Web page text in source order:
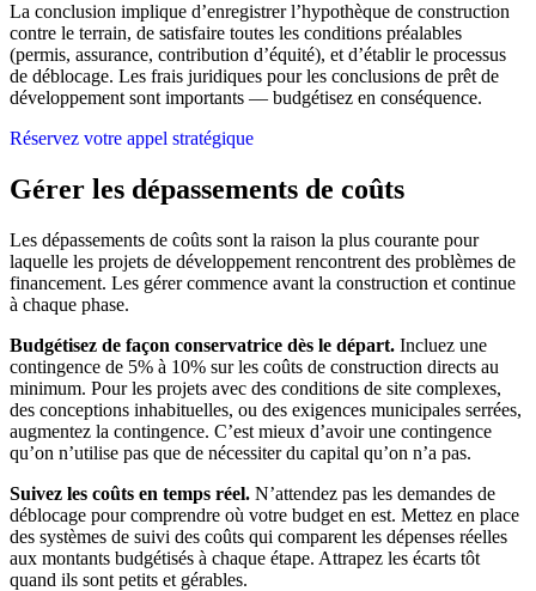
La conclusion implique d’enregistrer l’hypothèque de construction
contre le terrain, de satisfaire toutes les conditions préalables
(permis, assurance, contribution d’équité), et d’établir le processus
de déblocage. Les frais juridiques pour les conclusions de prêt de
développement sont importants — budgétisez en conséquence.
Réservez votre appel stratégique
Gérer les dépassements de coûts
Les dépassements de coûts sont la raison la plus courante pour
laquelle les projets de développement rencontrent des problèmes de
financement. Les gérer commence avant la construction et continue
à chaque phase.
Budgétisez de façon conservatrice dès le départ. Incluez une
contingence de 5% à 10% sur les coûts de construction directs au
minimum. Pour les projets avec des conditions de site complexes,
des conceptions inhabituelles, ou des exigences municipales serrées,
augmentez la contingence. C’est mieux d’avoir une contingence
qu’on n’utilise pas que de nécessiter du capital qu’on n’a pas.
Suivez les coûts en temps réel. N’attendez pas les demandes de
déblocage pour comprendre où votre budget en est. Mettez en place
des systèmes de suivi des coûts qui comparent les dépenses réelles
aux montants budgétisés à chaque étape. Attrapez les écarts tôt
quand ils sont petits et gérables.